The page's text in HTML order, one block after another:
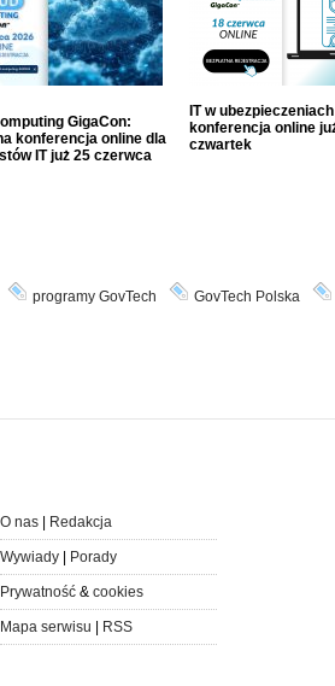
GigaCon:
konferencja online dla
IT już 25 czerwca
IT w
konferencja online
czwartek
programy GovTech GovTech Polska
O nas| Redakcja
Wywiady| Porady
Prywatność& cookies
Mapa serwisu RSS